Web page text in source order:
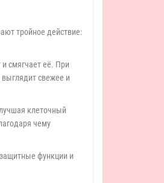
тройное действие:
и смягчает её. При
свежее и
клеточный
чему
функции и